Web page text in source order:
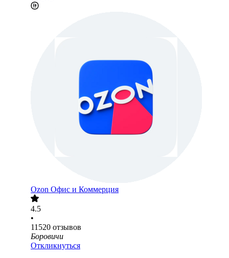
Ozon Офис и Коммерция
4.5
•
11520 отзывов
Боровичи
Откликнуться